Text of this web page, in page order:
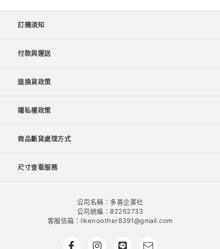
訂購須知
付款與運送
退換貨政策
隱私權政策
商品斷貨處理方式
尺寸查看服務
公司名稱：多喜企業社
公司統編：82262733
客服信箱：likenoother8391@gmail.com